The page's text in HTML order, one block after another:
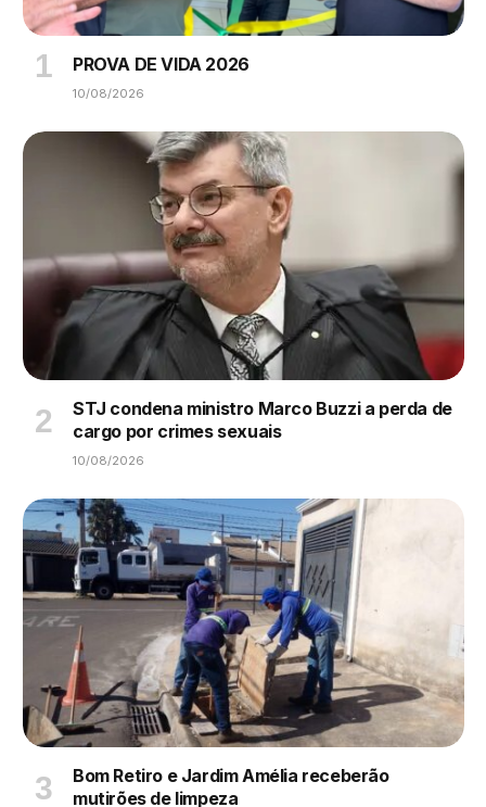
PROVA DE VIDA 2026
10/08/2026
STJ condena ministro Marco Buzzi a perda de
cargo por crimes sexuais
10/08/2026
Bom Retiro e Jardim Amélia receberão
mutirões de limpeza